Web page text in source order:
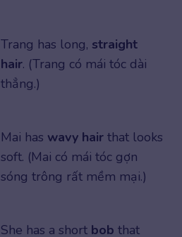
Trang has long, straight
hair. (Trang có mái tóc dài
thẳng.)
Mai has wavy hair that looks
soft. (Mai có mái tóc gợn
sóng trông rất mềm mại.)
She has a short bob that